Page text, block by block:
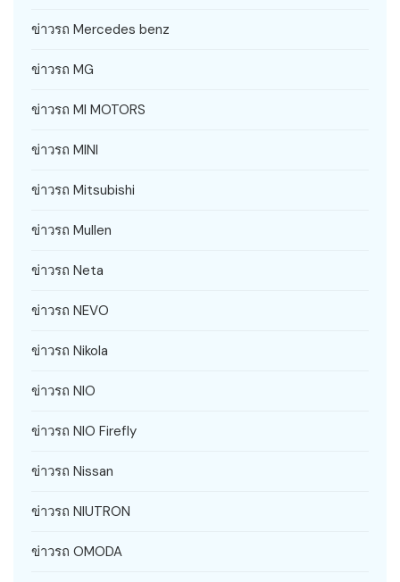
ข่าวรถ Mercedes benz
ข่าวรถ MG
ข่าวรถ MI MOTORS
ข่าวรถ MINI
ข่าวรถ Mitsubishi
ข่าวรถ Mullen
ข่าวรถ Neta
ข่าวรถ NEVO
ข่าวรถ Nikola
ข่าวรถ NIO
ข่าวรถ NIO Firefly
ข่าวรถ Nissan
ข่าวรถ NIUTRON
ข่าวรถ OMODA